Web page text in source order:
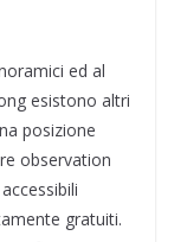
ed al
esistono altri
posizione
observation
gratuiti.